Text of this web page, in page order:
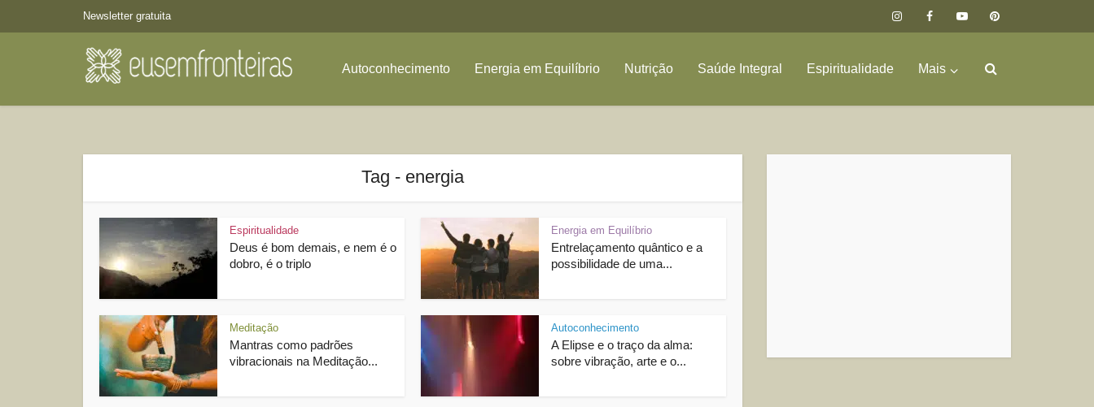
Newsletter gratuita
Autoconhecimento Energia em Equilíbrio Nutrição Saúde Integral Espiritualidade Mais
Tag - energia
Espiritualidade
Deus é bom demais, e nem é o
dobro, é o triplo
Energia em Equilíbrio
Entrelaçamento quântico e a
possibilidade de uma...
Meditação
Mantras como padrões
vibracionais na Meditação...
Autoconhecimento
A Elipse e o traço da alma:
sobre vibração, arte e o...